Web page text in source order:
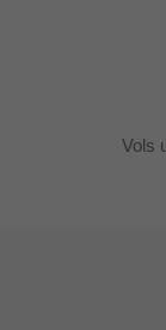
Vols